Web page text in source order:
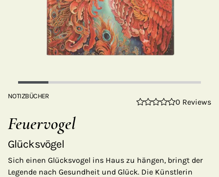
NOTIZBÜCHER
0 Reviews
Feuervogel
Glücksvögel
Sich einen Glücksvogel ins Haus zu hängen, bringt der
Legende nach Gesundheit und Glück. Die Künstlerin